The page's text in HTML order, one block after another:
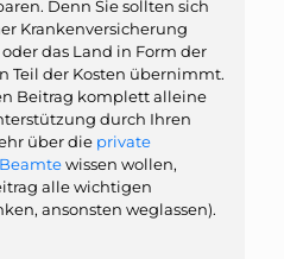
Denn Sie sollten sich
Krankenversicherung
das Land in Form der
Teil der Kosten übernimmt.
Beitrag komplett alleine
durch Ihren
über die private
wissen wollen,
alle wichtigen
ansonsten weglassen).